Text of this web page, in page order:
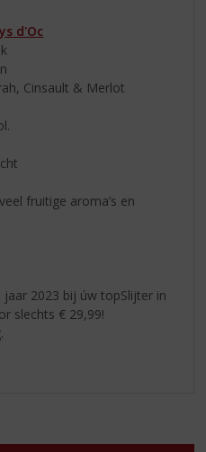
d'Oc
Cinsault & Merlot
fruitige aroma’s en
2023 bij úw topSlijter in
slechts € 29,99!